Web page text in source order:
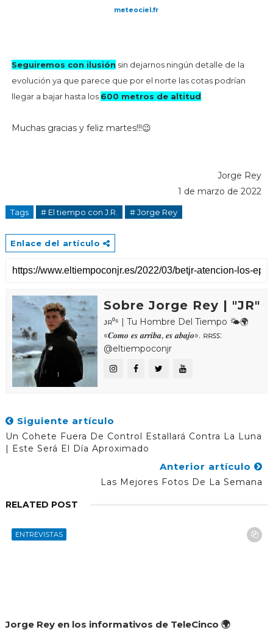
meteociel.fr
Seguiremos con ilusión sin dejarnos ningún detalle de la
evolución ya que parece que por el norte las cotas podrían
llegar a bajar hasta los 600 metros de altitud
Muchas gracias y feliz martes!!!😉
Jorge Rey
1 de marzo de 2022
Tags # El tiempo con J.R. # Jorge Rey
Enlace del artículo
Sobre Jorge Rey | "JR"
ᴊʀ⁰⁶ | Tu Hombre Del Tiempo 🌤🌍
«𝑪𝒐𝒎𝒐 𝒆𝒔 𝒂𝒓𝒓𝒊𝒃𝒂, 𝒆𝒔 𝒂𝒃𝒂𝒋𝒐». ʀʀꜱꜱ:
@eltiempoconjr
Siguiente artículo
Un Cohete Fuera De Control Estallará Contra La Luna
| Este Será El Día Aproximado
Anterior artículo
Las Mejores Fotos De La Semana
RELATED POST
ENTREVISTAS
Jorge Rey en los informativos de TeleCinco 🌍